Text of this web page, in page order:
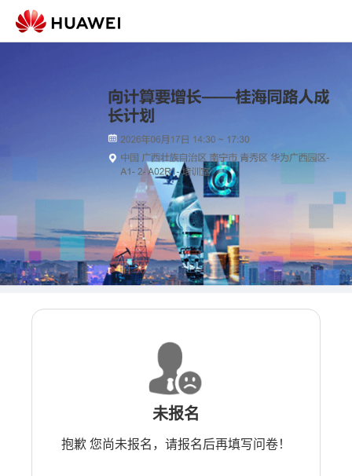
未报名
抱歉 您尚未报名，请报名后再填写问卷！